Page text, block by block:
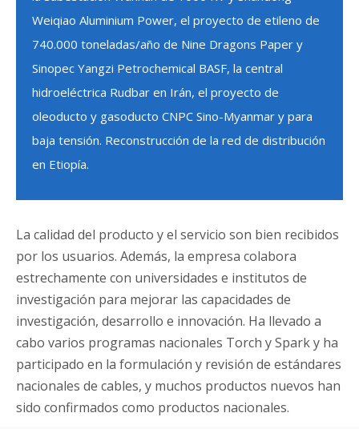
Weiqiao Aluminium Power, el proyecto de etileno de
740.000 toneladas/año de Nine Dragons Paper y
Sinopec Yangzi Petrochemical BASF, la central
hidroeléctrica Rudbar en Irán, el proyecto de
oleoducto y gasoducto CNPC Sino-Myanmar y para
baja tensión. Reconstrucción de la red de distribución
en Etiopía.
La calidad del producto y el servicio son bien recibidos
por los usuarios. Además, la empresa colabora
estrechamente con universidades e institutos de
investigación para mejorar las capacidades de
investigación, desarrollo e innovación. Ha llevado a
cabo varios programas nacionales Torch y Spark y ha
participado en la formulación y revisión de estándares
nacionales de cables, y muchos productos nuevos han
sido confirmados como productos nacionales.